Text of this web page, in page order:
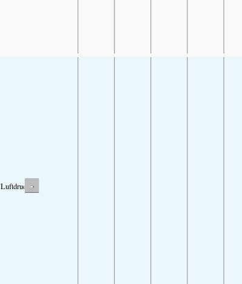
Luftdruck -